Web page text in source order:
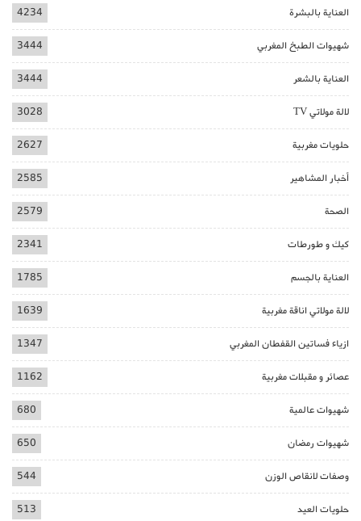
العناية بالبشرة 4234
شهيوات الطبخ المغربي 3444
العناية بالشعر 3444
لالة مولاتي TV 3028
حلويات مغربية 2627
أخبار المشاهير 2585
الصحة 2579
كيك و طورطات 2341
العناية بالجسم 1785
لالة مولاتي اناقة مغربية 1639
ازياء فساتين القفطان المغربي 1347
عصائر و مقبلات مغربية 1162
شهيوات عالمية 680
شهيوات رمضان 650
وصفات لانقاص الوزن 544
حلويات العيد 513